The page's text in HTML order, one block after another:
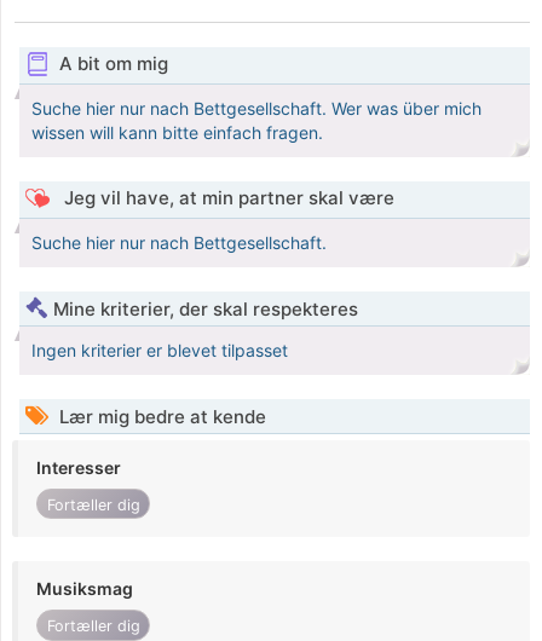
A bit om mig
Suche hier nur nach Bettgesellschaft. Wer was über mich
wissen will kann bitte einfach fragen.
Jeg vil have, at min partner skal være
Suche hier nur nach Bettgesellschaft.
Mine kriterier, der skal respekteres
Ingen kriterier er blevet tilpasset
Lær mig bedre at kende
Interesser
Fortæller dig
Musiksmag
Fortæller dig